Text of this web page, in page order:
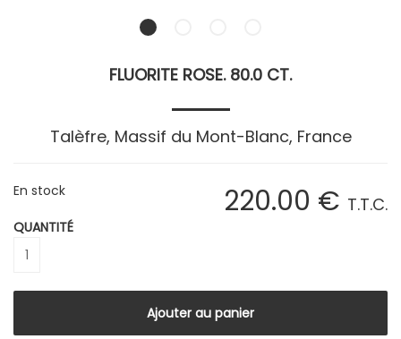
FLUORITE ROSE. 80.0 CT.
Talèfre, Massif du Mont-Blanc, France
220.00 € T.T.C.
En stock
QUANTITÉ